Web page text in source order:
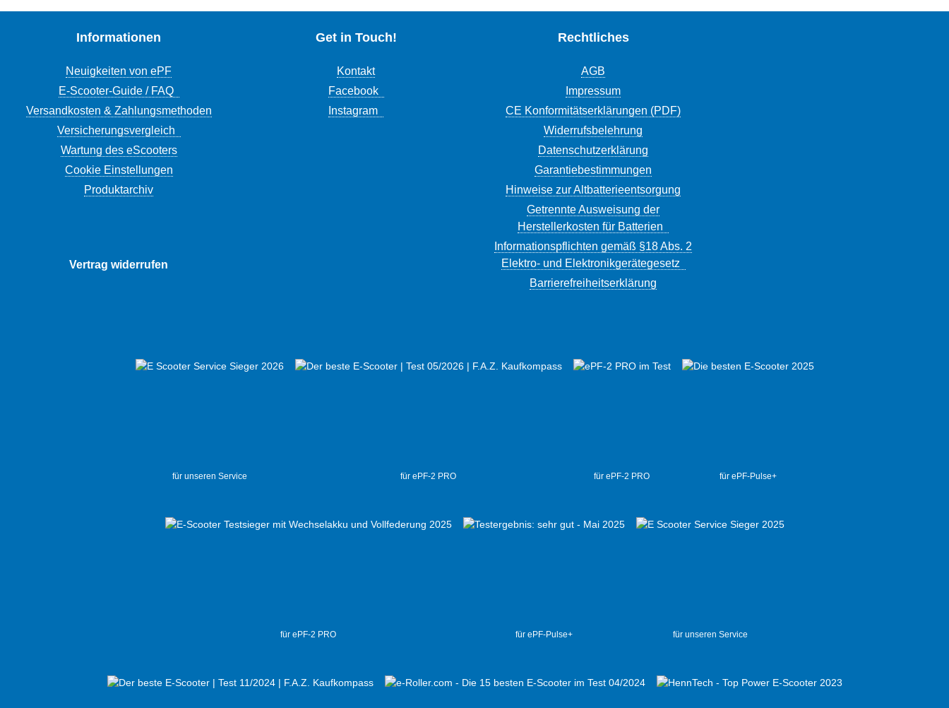
Informationen
Neuigkeiten von ePF
E-Scooter-Guide / FAQ
Versandkosten & Zahlungsmethoden
Versicherungsvergleich
Wartung des eScooters
Cookie Einstellungen
Produktarchiv
Vertrag widerrufen
Get in Touch!
Kontakt
Facebook
Instagram
Rechtliches
AGB
Impressum
CE Konformitätserklärungen (PDF)
Widerrufsbelehrung
Datenschutzerklärung
Garantiebestimmungen
Hinweise zur Altbatterieentsorgung
Getrennte Ausweisung der
Herstellerkosten für Batterien
Informationspflichten gemäß §18 Abs. 2
Elektro- und Elektronikgerätegesetz
Barrierefreiheitserklärung
für unseren Service für ePF-2 PRO für ePF-2 PRO für ePF-Pulse+
für ePF-2 PRO für ePF-Pulse+ für unseren Service